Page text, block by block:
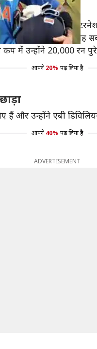
उन्होंने अपने 20,000
(453) को पछाड़कर वह
में उन्होंने 20,000 रन
आपने 20% पढ़ लिया है
और उन्होंने एबी
आपने 40% पढ़ लिया है
ADVERTISEMENT